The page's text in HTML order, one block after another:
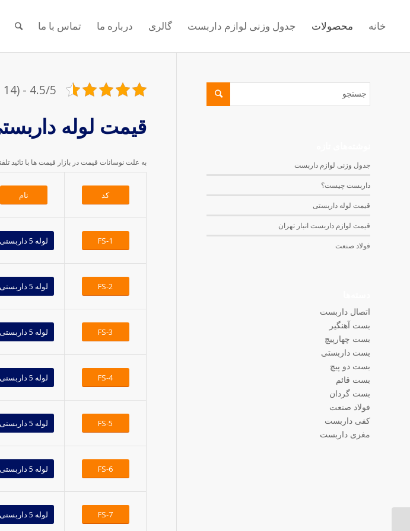
خانه محصولات جدول وزنی لوازم داربست گالری درباره ما تماس با ما
4.5/5 - (14 امتیاز)
قیمت لوله
به علت نوسانات قیمت در بازار قیمت ها با تائید
کد نام
FS-1 لوله 5 داربستی
FS-2 لوله 5 داربستی
FS-3 لوله 5 داربستی
FS-4 لوله 5 داربستی
FS-5 لوله 5 داربستی
FS-6 لوله 5 داربستی
FS-7 لوله 5 داربستی
جدول وزنی لوازم داربست
داربست چیست؟
قیمت لوله داربستی
قیمت لوازم داربست انبار تهران
فولاد صنعت
اتصال داربست
بست آهنگیر
بست چهارپیچ
بست داربستی
بست دو پیچ
بست قائم
بست گردان
فولاد صنعت
کفی داربست
مغزی داربست